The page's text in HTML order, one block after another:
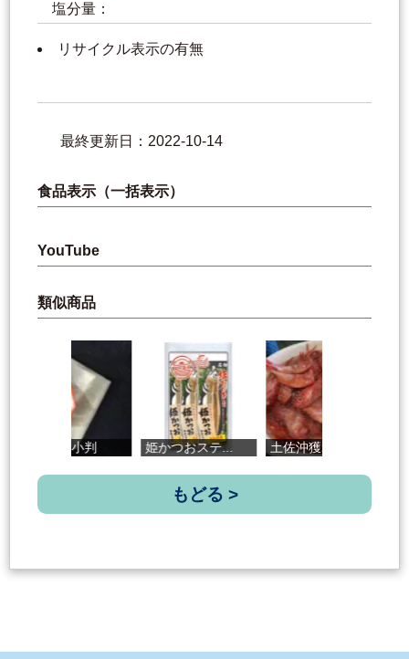
塩分量：
リサイクル表示の有無
最終更新日：2022-10-14
食品表示（一括表示）
YouTube
類似商品
からすみ小判 姫かつおステ... 土佐沖獲れ金...
もどる >